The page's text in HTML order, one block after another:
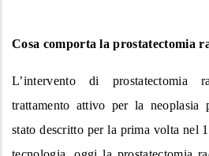
Cosa comporta la prostatectomia
L’intervento di prostatectomia
trattamento attivo per la neoplasia
stato descritto per la prima volta nel